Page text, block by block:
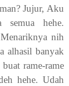
Jujur, Aku
semua hehe.
nih
alhasil banyak
rame-rame
hehe. Udah